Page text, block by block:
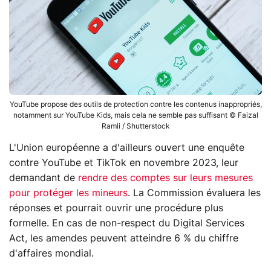
YouTube propose des outils de protection contre les contenus inappropriés,
notamment sur YouTube Kids, mais cela ne semble pas suffisant © Faizal
Ramli / Shutterstock
L'Union européenne a d'ailleurs ouvert une enquête
contre YouTube et TikTok en novembre 2023, leur
demandant de rendre des comptes sur leurs mesures
pour protéger les mineurs. La Commission évaluera les
réponses et pourrait ouvrir une procédure plus
formelle. En cas de non-respect du Digital Services
Act, les amendes peuvent atteindre 6 % du chiffre
d'affaires mondial.